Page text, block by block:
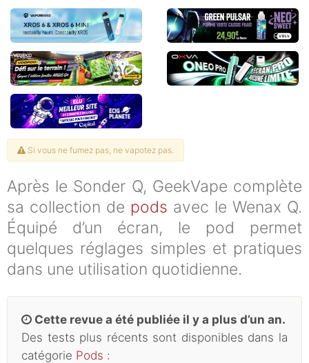
Si vous ne fumez pas, ne vapotez pas.
Après le Sonder Q, GeekVape complète
sa collection de pods avec le Wenax Q.
Équipé d’un écran, le pod permet
quelques réglages simples et pratiques
dans une utilisation quotidienne.
Cette revue a été publiée il y a plus d’un an.
Des tests plus récents sont disponibles dans la
catégorie Pods :